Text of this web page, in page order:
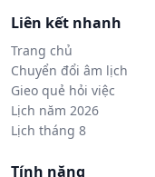
Liên kết nhanh
Trang chủ
Chuyển đổi âm lịch
Gieo quẻ hỏi việc
Lịch năm 2026
Lịch tháng 8
Tính năng